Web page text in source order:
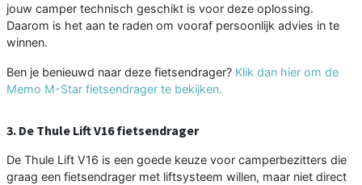
jouw camper technisch geschikt is voor deze oplossing.
Daarom is het aan te raden om vooraf persoonlijk advies in te
winnen.
Ben je benieuwd naar deze fietsendrager? Klik dan hier om de
Memo M-Star fietsendrager te bekijken.
3. De Thule Lift V16 fietsendrager
De Thule Lift V16 is een goede keuze voor camperbezitters die
graag een fietsendrager met liftsysteem willen, maar niet direct